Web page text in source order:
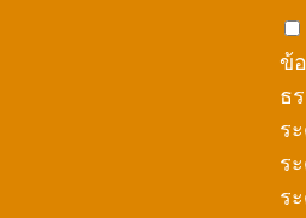
ข้
ธ
ร
ร
ร